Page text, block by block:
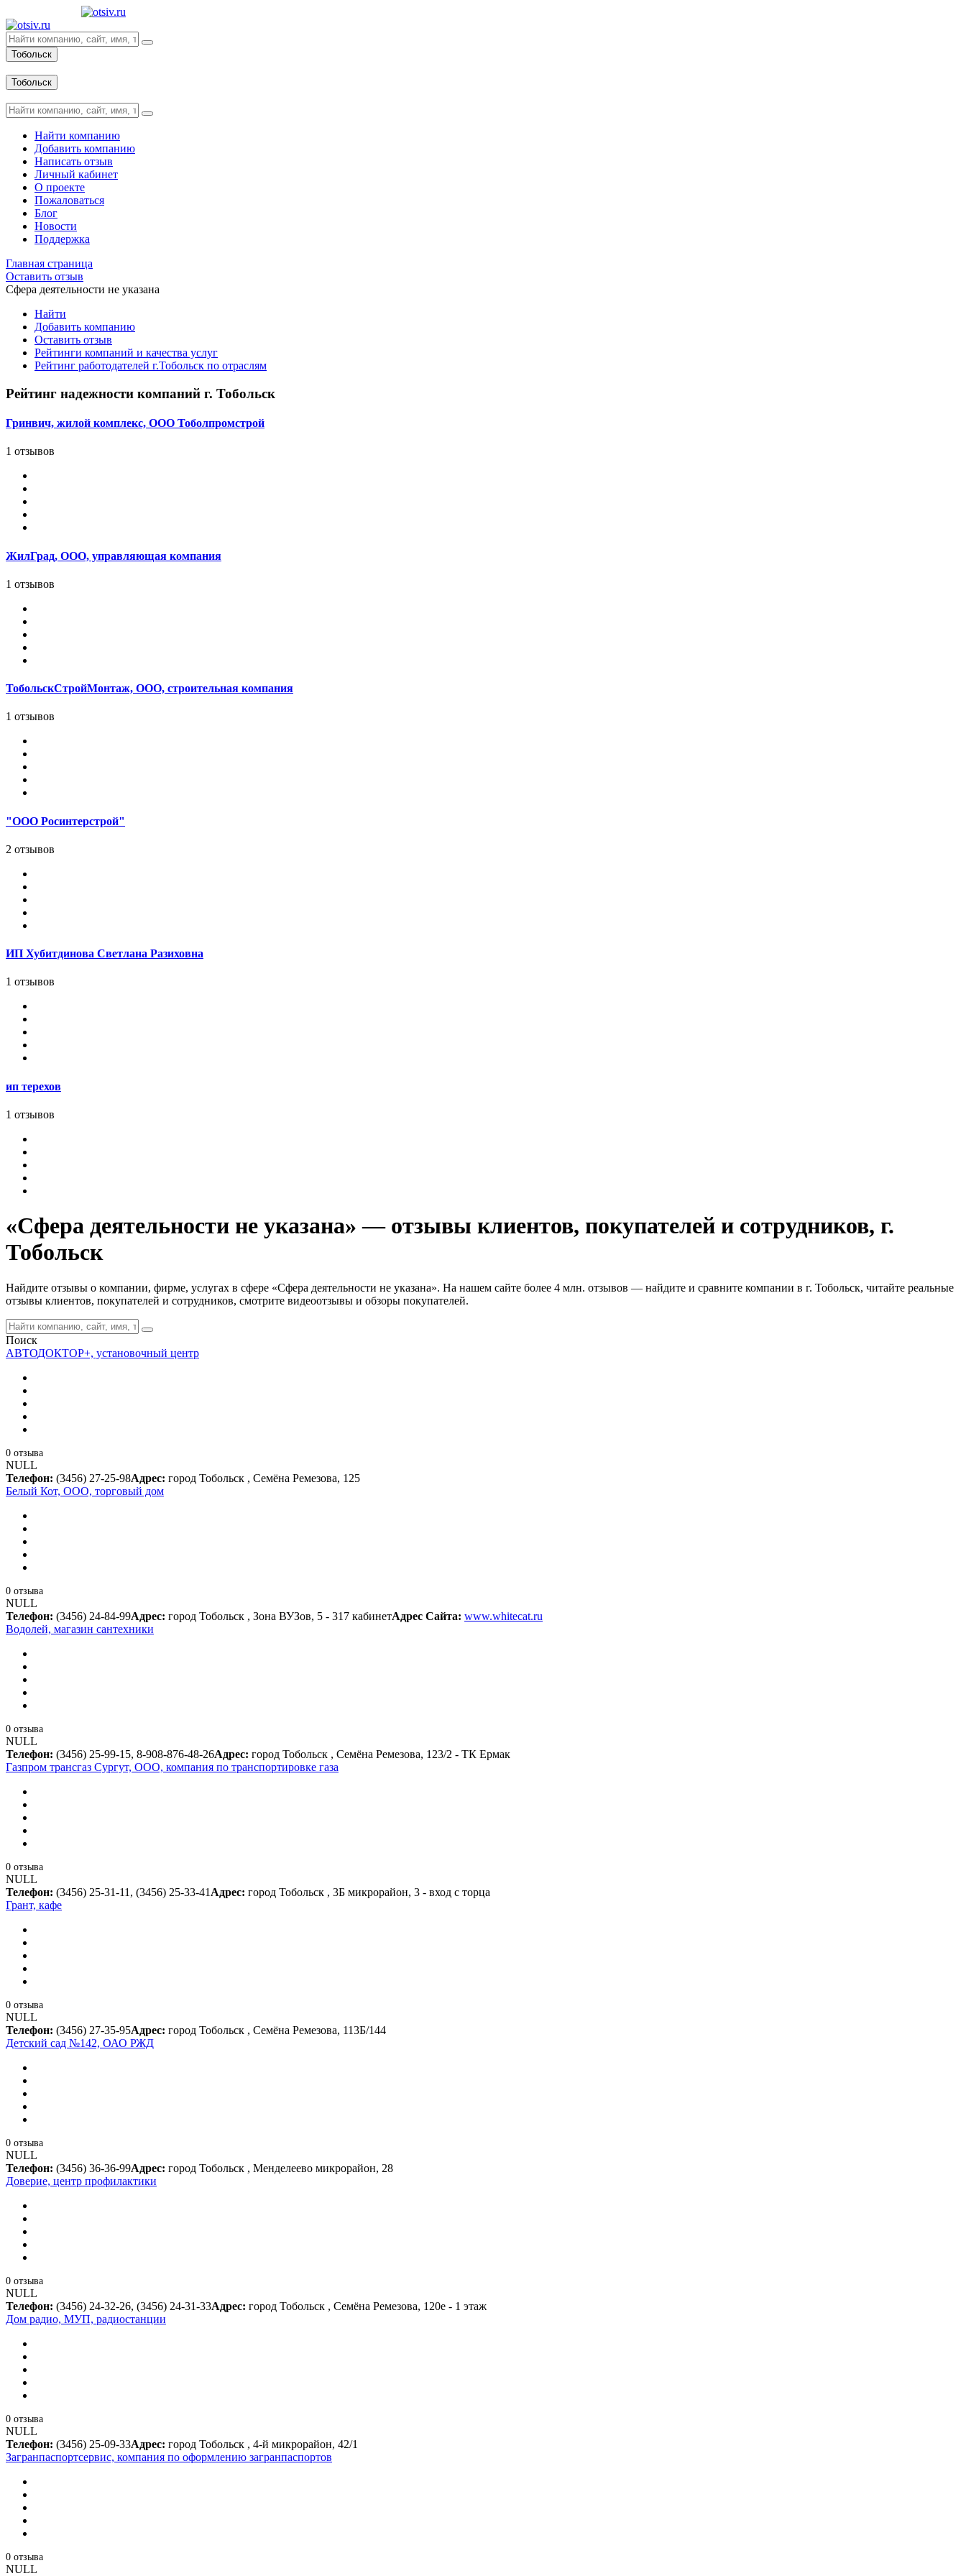
Тобольск
Тобольск
Найти компанию
Добавить компанию
Написать отзыв
Личный кабинет
О проекте
Пожаловаться
Блог
Новости
Поддержка
Главная страница
Оставить отзыв
Сфера деятельности не указана
Найти
Добавить компанию
Оставить отзыв
Рейтинги компаний и качества услуг
Рейтинг работодателей г.Тобольск по отраслям
Рейтинг надежности компаний г. Тобольск
Гринвич, жилой комплекс, ООО Тоболпромстрой
1 отзывов
ЖилГрад, ООО, управляющая компания
1 отзывов
ТобольскСтройМонтаж, ООО, строительная компания
1 отзывов
"ООО Росинтерстрой"
2 отзывов
ИП Хубитдинова Светлана Разиховна
1 отзывов
ип терехов
1 отзывов
«Сфера деятельности не указана» — отзывы клиентов, покупателей и сотрудников, г.
Тобольск
Найдите отзывы о компании, фирме, услугах в сфере «Сфера деятельности не указана». На нашем сайте более 4 млн. отзывов — найдите и сравните компании в г. Тобольск, читайте реальные
отзывы клиентов, покупателей и сотрудников, смотрите видеоотзывы и обзоры покупателей.
Поиск
АВТОДОКТОР+, установочный центр
0 отзыва
NULL
Телефон: (3456) 27-25-98Адрес: город Тобольск , Семёна Ремезова, 125
Белый Кот, ООО, торговый дом
0 отзыва
NULL
Телефон: (3456) 24-84-99Адрес: город Тобольск , Зона ВУЗов, 5 - 317 кабинетАдрес Сайта: www.whitecat.ru
Водолей, магазин сантехники
0 отзыва
NULL
Телефон: (3456) 25-99-15, 8-908-876-48-26Адрес: город Тобольск , Семёна Ремезова, 123/2 - ТК Ермак
Газпром трансгаз Сургут, ООО, компания по транспортировке газа
0 отзыва
NULL
Телефон: (3456) 25-31-11, (3456) 25-33-41 Адрес: город Тобольск , 3Б микрорайон, 3 - вход с торца
Грант, кафе
0 отзыва
NULL
Телефон: (3456) 27-35-95Адрес: город Тобольск , Семёна Ремезова, 113Б/144
Детский сад №142, ОАО РЖД
0 отзыва
NULL
Телефон: (3456) 36-36-99Адрес: город Тобольск , Менделеево микрорайон, 28
Доверие, центр профилактики
0 отзыва
NULL
Телефон: (3456) 24-32-26, (3456) 24-31-33Адрес: город Тобольск , Семёна Ремезова, 120е - 1 этаж
Дом радио, МУП, радиостанции
0 отзыва
NULL
Телефон: (3456) 25-09-33Адрес: город Тобольск , 4-й микрорайон, 42/1
Загранпаспортсервис, компания по оформлению загранпаспортов
0 отзыва
NULL